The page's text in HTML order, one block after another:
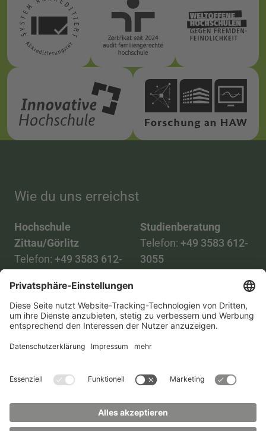
Wie du uns erreichst
Hochschule
Zittau/Görlitz
Telefon: +49 3583 612-
Mail:info(at)hszg.de
Studienberatung
Telefon: +49 3583 612-
3055
Mail:
stud.info(at)hszg.de
TransparenzgesetzKontakt Lageplan
ImpressumBarrierefreiheitPresse